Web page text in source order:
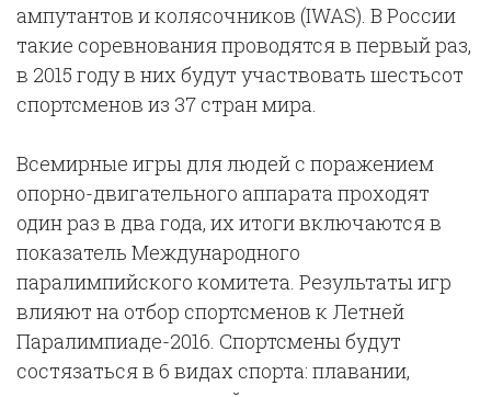
ампутантов и колясочников (IWAS). В России
такие соревнования проводятся в первый раз,
в 2015 году в них будут участвовать шестьсот
спортсменов из 37 стран мира.
Всемирные игры для людей с поражением
опорно-двигательного аппарата проходят
один раз в два года, их итоги включаются в
показатель Международного
паралимпийского комитета. Результаты игр
влияют на отбор спортсменов к Летней
Паралимпиаде-2016. Спортсмены будут
состязаться в 6 видах спорта: плавании,